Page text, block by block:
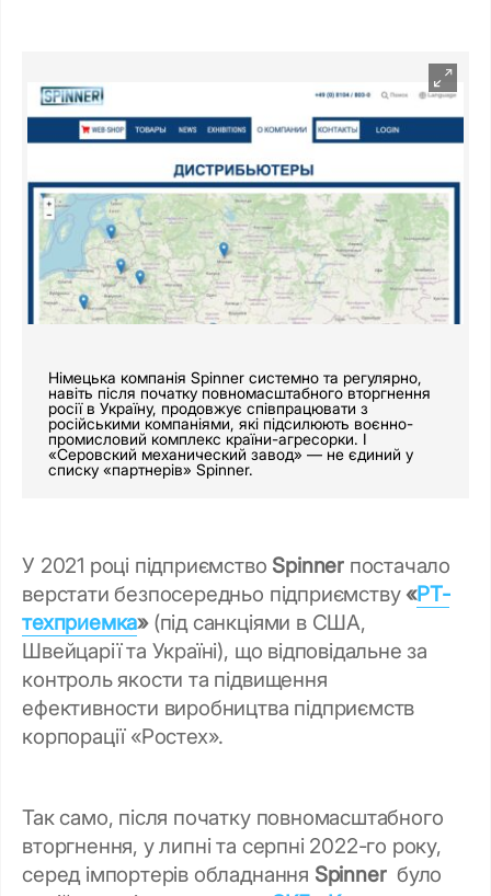
Німецька компанія Spinner системно та регулярно,
навіть після початку повномасштабного вторгнення
росії в Україну, продовжує співпрацювати з
російськими компаніями, які підсилюють воєнно-
промисловий комплекс країни-агресорки. І
«Серовский механический завод» — не єдиний у
списку «партнерів» Spinner.
У 2021 році підприємство Spinner постачало
верстати безпосередньо підприємству «РТ-
техприемка»(під санкціями в США,
Швейцарії та Україні), що відповідальне за
контроль якости та підвищення
ефективности виробництва підприємств
корпорації «Ростех».
Так само, після початку повномасштабного
вторгнення, у липні та серпні 2022-го року,
серед імпортерів обладнання Spinner було